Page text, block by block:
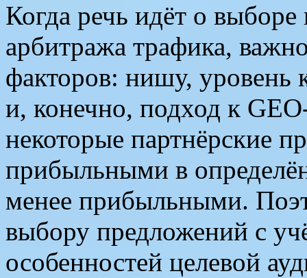
Когда речь идёт о
арбитража трафика,
факторов: нишу, уровень
и, конечно, подход к
некоторые партнёрские
прибыльными в
менее прибыльными.
выбору предложений с
особенностей целевой